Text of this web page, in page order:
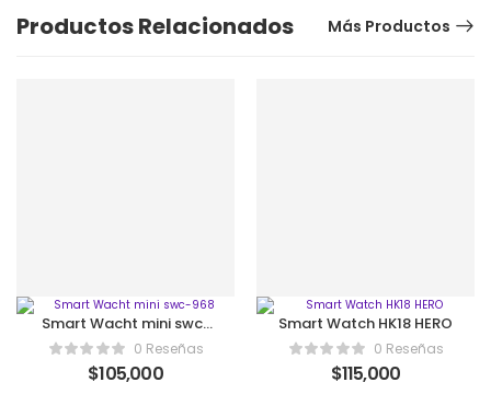
Productos Relacionados Más Productos
Smart Wacht mini swc-
9680 Reseñas
$105,000
Smart Watch HK18 HERO
0 Reseñas
$115,000